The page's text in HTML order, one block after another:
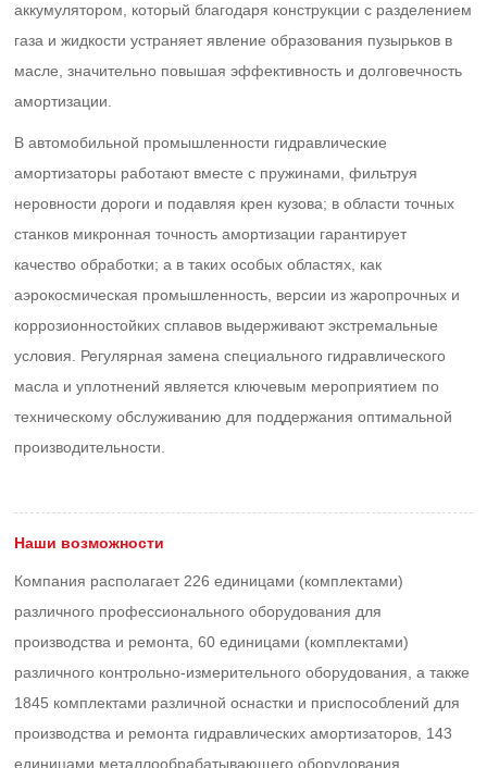
аккумулятором, который благодаря конструкции с разделением
газа и жидкости устраняет явление образования пузырьков в
масле, значительно повышая эффективность и долговечность
амортизации.
В автомобильной промышленности гидравлические
амортизаторы работают вместе с пружинами, фильтруя
неровности дороги и подавляя крен кузова; в области точных
станков микронная точность амортизации гарантирует
качество обработки; а в таких особых областях, как
аэрокосмическая промышленность, версии из жаропрочных и
коррозионностойких сплавов выдерживают экстремальные
условия. Регулярная замена специального гидравлического
масла и уплотнений является ключевым мероприятием по
техническому обслуживанию для поддержания оптимальной
производительности.
Наши возможности
Компания располагает 226 единицами (комплектами)
различного профессионального оборудования для
производства и ремонта, 60 единицами (комплектами)
различного контрольно-измерительного оборудования, а также
1845 комплектами различной оснастки и приспособлений для
производства и ремонта гидравлических амортизаторов, 143
единицами металлообрабатывающего оборудования.